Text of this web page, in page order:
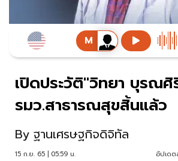
เปิดประวัติ"วิทยา บุรณ
รมว.สาธารณสุขสิ้นแล้ว
By ฐานเศรษฐกิจดิจิทัล
15 ก.ย. 65 | 05:59 น. อัปเดต